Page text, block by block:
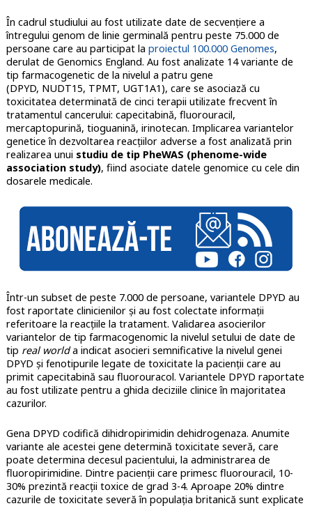
În cadrul studiului au fost utilizate date de secvențiere a
întregului genom de linie germinală pentru peste 75.000 de
persoane care au participat la proiectul 100.000 Genomes,
derulat de Genomics England. Au fost analizate 14 variante de
tip farmacogenetic de la nivelul a patru gene
(DPYD, NUDT15, TPMT, UGT1A1), care se asociază cu
toxicitatea determinată de cinci terapii utilizate frecvent în
tratamentul cancerului: capecitabină, fluorouracil,
mercaptopurină, tioguanină, irinotecan. Implicarea variantelor
genetice în dezvoltarea reacțiilor adverse a fost analizată prin
realizarea unui studiu de tip PheWAS (phenome-wide
association study), fiind asociate datele genomice cu cele din
dosarele medicale.
Într-un subset de peste 7.000 de persoane, variantele DPYD au
fost raportate clinicienilor și au fost colectate informații
referitoare la reacțiile la tratament. Validarea asocierilor
variantelor de tip farmacogenomic la nivelul setului de date de
tip real worlda indicat asocieri semnificative la nivelul genei
DPYD și fenotipurile legate de toxicitate la pacienții care au
primit capecitabină sau fluorouracol. Variantele DPYD raportate
au fost utilizate pentru a ghida deciziile clinice în majoritatea
cazurilor.
Gena DPYD codifică dihidropirimidin dehidrogenaza. Anumite
variante ale acestei gene determină toxicitate severă, care
poate determina decesul pacientului, la administrarea de
fluoropirimidine. Dintre pacienții care primesc fluorouracil, 10-
30% prezintă reacții toxice de grad 3-4. Aproape 20% dintre
cazurile de toxicitate severă în populația britanică sunt explicate